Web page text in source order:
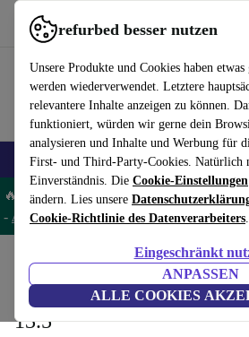
refurbed besser nutzen
Unsere Produkte und Cookies haben
werden wiederverwendet. Letztere
relevantere Inhalte anzeigen zu können.
funktioniert, würden wir gerne dein
analysieren und Inhalte und Werbung für
First- und Third-Party-Cookies. Natürlich
Einverständnis. Die Cookie-Einstellungen
ändern. Lies unsere
Cookie-Richtlinie des Datenverarbeiters.
Eingeschränkt
ANPASSEN
ALLE COOKIES
refurbed schnell und einfach nutzen
🎒 Back to school Handys Laptops
🔥 Spare 5% EXTRA auf MacBooks und
- AGB
Laptops 2-in-1 Convertibles
Microsoft Surface Book 3 |
13.5"